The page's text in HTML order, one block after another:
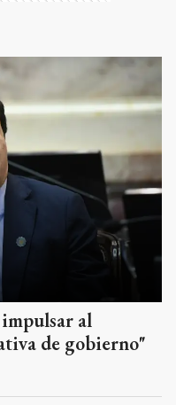
al
de gobierno"